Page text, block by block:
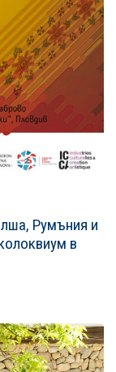
Румъния и
в